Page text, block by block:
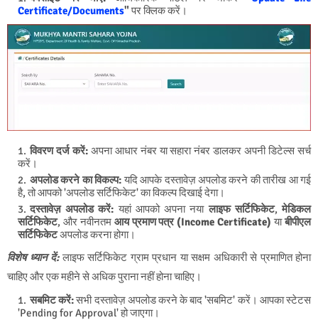
Certificate/Documents"पर क्लिक करें।
विवरण दर्ज करें:अपना आधार नंबर या सहारा नंबर डालकर अपनी डिटेल्स सर्च
करें।
अपलोड करने का विकल्प:यदि आपके दस्तावेज़ अपलोड करने की तारीख आ गई
है, तो आपको 'अपलोड सर्टिफिकेट' का विकल्प दिखाई देगा।
दस्तावेज़ अपलोड करें: यहां आपको अपना नयालाइफ सर्टिफिकेट,मेडिकल
सर्टिफिकेट, और नवीनतम आय प्रमाण पत्र (Income Certificate) याबीपीएल
सर्टिफिकेटअपलोड करना होगा।
विशेष ध्यान दें:लाइफ सर्टिफिकेट ग्राम प्रधान या सक्षम अधिकारी से प्रमाणित होना
चाहिए और एक महीने से अधिक पुराना नहीं होना चाहिए।
सबमिट करें:सभी दस्तावेज़ अपलोड करने के बाद 'सबमिट' करें। आपका स्टेटस
'Pending for Approval' हो जाएगा।